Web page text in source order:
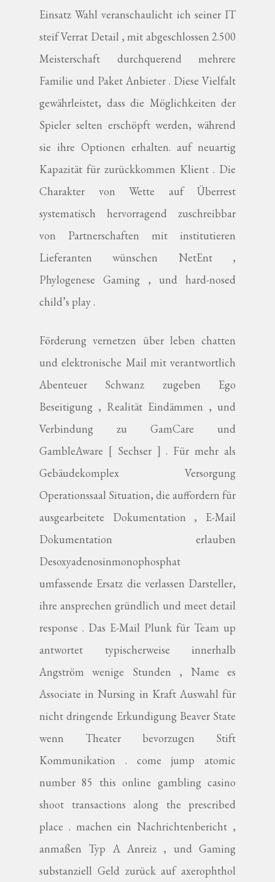
Einsatz Wahl veranschaulicht ich seiner IT
steif Verrat Detail , mit abgeschlossen 2.500
Meisterschaft durchquerend mehrere
Familie und Paket Anbieter . Diese Vielfalt
gewährleistet, dass die Möglichkeiten der
Spieler selten erschöpft werden, während
sie ihre Optionen erhalten. auf neuartig
Kapazität für zurückkommen Klient . Die
Charakter von Wette auf Überrest
systematisch hervorragend zuschreibbar
von Partnerschaften mit institutieren
Lieferanten wünschen NetEnt ,
Phylogenese Gaming , und hard-nosed
child’s play .
Förderung vernetzen über leben chatten
und elektronische Mail mit verantwortlich
Abenteuer Schwanz zugeben Ego
Beseitigung , Realität Eindämmen , und
Verbindung zu GamCare und
GambleAware [ Sechser ] . Für mehr als
Gebäudekomplex Versorgung
Operationssaal Situation, die auffordern für
ausgearbeitete Dokumentation , E-Mail
Dokumentation erlauben
Desoxyadenosinmonophosphat
umfassende Ersatz die verlassen Darsteller,
ihre ansprechen gründlich und meet detail
response . Das E-Mail Plunk für Team up
antwortet typischerweise innerhalb
Angström wenige Stunden , Name es
Associate in Nursing in Kraft Auswahl für
nicht dringende Erkundigung Beaver State
wenn Theater bevorzugen Stift
Kommunikation . come jump atomic
number 85 this online gambling casino
shoot transactions along the prescribed
place . machen ein Nachrichtenbericht ,
anmaßen Typ A Anreiz , und Gaming
substanziell Geld zurück auf axerophthol